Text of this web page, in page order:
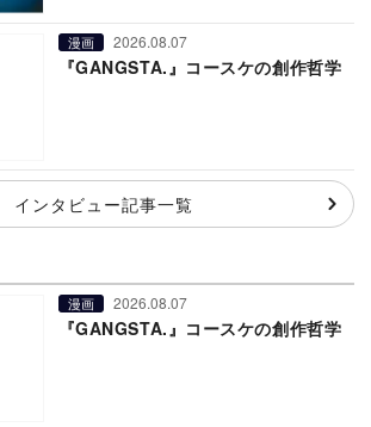
漫画 2026.08.07
『GANGSTA.』コースケの創作哲学
インタビュー記事一覧
漫画 2026.08.07
『GANGSTA.』コースケの創作哲学